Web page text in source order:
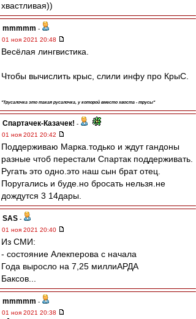
хвастливая))
mmmmm -
01 ноя 2021 20:48
Весёлая лингвистика.
Чтобы вычислить крыс, слили инфу про КрыС.
"Трусалочка это такая русалочка, у которой вместо хвоста - трусы"
Спартачек-Казачек! -
01 ноя 2021 20:42
Поддерживаю Марка.тодько и ждут гандоны
разные чтоб перестали Спартак поддерживать.
Ругать это одно.это наш сын брат отец.
Поругались и буде.но бросать нельзя.не
дождутся 3 14дары.
SAS -
01 ноя 2021 20:40
Из СМИ:
- состояние Алекперова с начала
Года выросло на 7,25 миллиАРДА
Баксов...
mmmmm -
01 ноя 2021 20:38